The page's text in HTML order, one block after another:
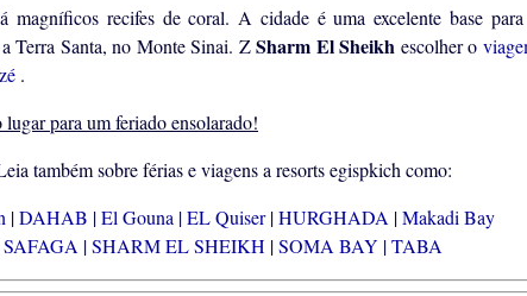
magníficos recifes de coral. A cidade é uma excelente base
Terra Santa, no Monte Sinai. ZSharm El Sheikh escolher o
.
para um feriado ensolarado!
também sobre férias e viagens a resorts egispkich como:
|DAHAB |El Gouna |EL Quiser|HURGHADA |Makadi Bay
SAFAGA |SHARM EL SHEIKH |SOMA BAY |TABA